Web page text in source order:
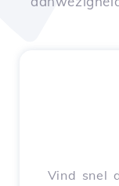
Vind snel